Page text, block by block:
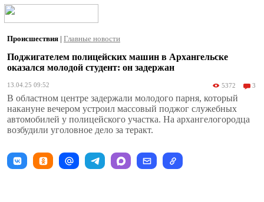
Происшествия | Главные новости
Поджигателем полицейских машин в Архангельске
оказался молодой студент: он задержан
13.04.25 09:52 5372 3
В областном центре задержали молодого парня, который
накануне вечером устроил массовый поджог служебных
автомобилей у полицейского участка. На архангелогородца
возбудили уголовное дело за теракт.